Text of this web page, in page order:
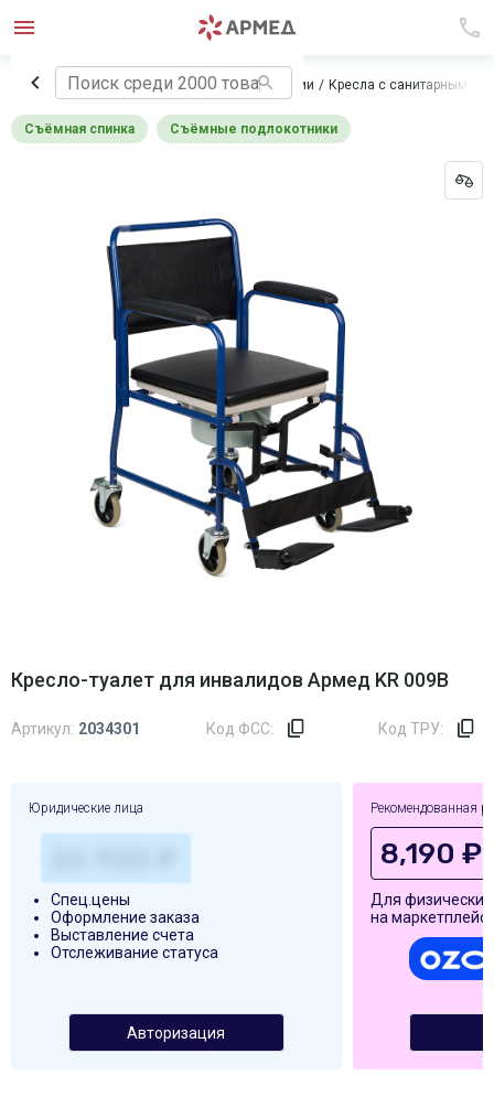
Главная Технические средства реабилитации Кресла с санитарным
Съёмная спинка Съёмные подлокотники
Кресло-туалет для инвалидов Армед KR 009B
Артикул: 2034301 Код ФСС: Код ТРУ:
Юридические лица
Спец.цены
Оформление заказа
Выставление счета
Отслеживание статуса
Авторизация
Рекомендованная
8,190 ₽
Для
на